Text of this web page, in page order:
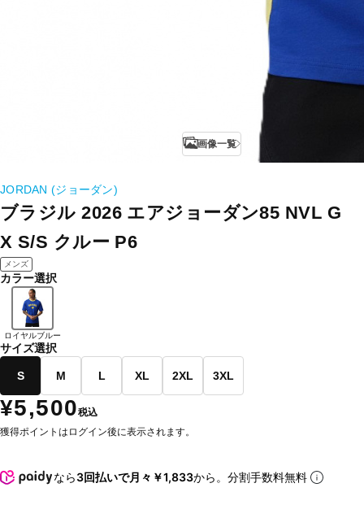
画像一覧
JORDAN (ジョーダン)
ブラジル 2026 エアジョーダン85 NVL G
X S/S クルー P6
メンズ
カラー選択
ロイヤルブルー
サイズ選択
S M L XL 2XL 3XL
¥5,500税込
獲得ポイントはログイン後に表示されます。
なら3回払いで月々￥1,833から。分割手数料無料